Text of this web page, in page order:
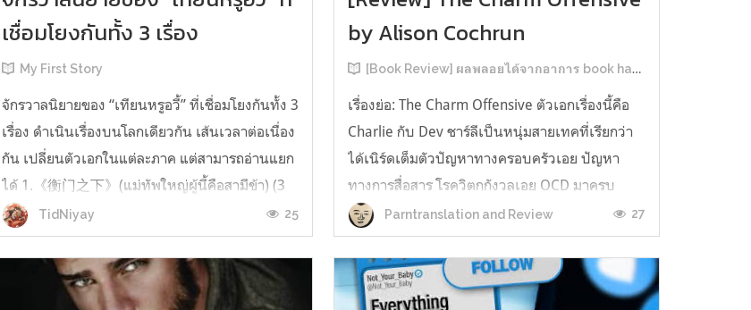
เชื่อมโยงกันทั้ง 3 เรื่อง
My First Story
จักรวาลนิยายของ “เทียนหรูอวี้” ที่เชื่อมโยงกันทั้ง 3
เรื่อง ดำเนินเรื่องบนโลกเดียวกัน เส้นเวลาต่อเนื่อง
กัน เปลี่ยนตัวเอกในแต่ละภาค แต่สามารถอ่านแยก
ได้ 1.《衡门之下》(แม่ทัพใหญ่ผู้นี้คือสามีข้า) (3
เล่มจบ) เป็นเรื่องที่เกิดก่อน เล่าเรื่องของ ฝูถิง กับ
หลี่ชีฉือ ที่ต้องแต่งงานกันก่อนจะใช้ชีวิตห่างไกล
TidNiyay 25
by Alison Cochrun
[Book Review] ผลพลอยได้จากอาการ book hangover หลังอ่านสารพัน MM Romance
เรื่องย่อ: The Charm Offensive ตัวเอกเรื่องนี้คือ
Charlie กับ Dev ชาร์ลีเป็นหนุ่มสายเทคที่เรียกว่า
ได้เนิร์ดเต็มตัวปัญหาทางครอบครัวเอย ปัญหา
ทางการสื่อสาร โรควิตกกังวลเอย OCD มาครบ
เรียกได้ว่าครบองค์ประกอบความโอตะ เขาทั้งไม่
เชื่อในรักแท้ ไม่เคยมีความสัมพันธ์ในเชิงโรแมนติก
กับใคร หรืออาจเรียกว่าไม่เคยรู...
Parntranslation and Review 27